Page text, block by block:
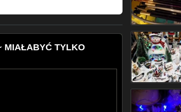
MIAŁABYĆ TYLKO